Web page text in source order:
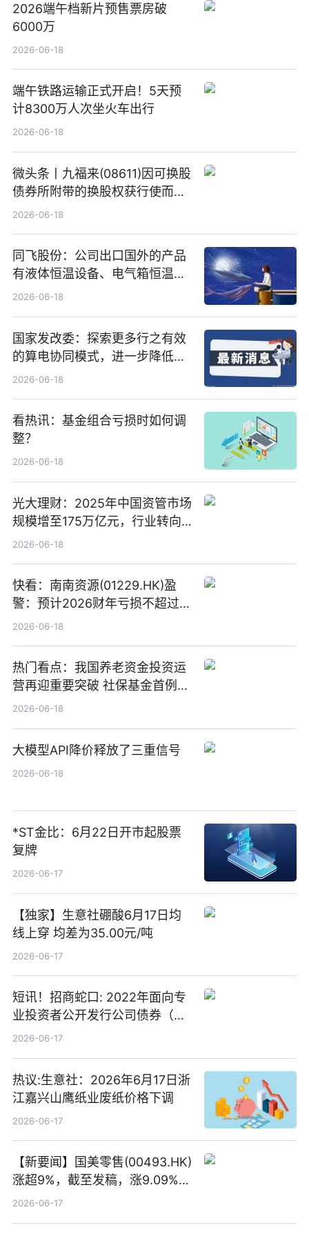
2026端午档新片预售票房破
6000万
2026-06-18
端午铁路运输正式开启！5天预
计8300万人次坐火车出行
2026-06-18
微头条丨九福来(08611)因可换股
债券所附带的换股权获行使而发
行5200万股
2026-06-18
同飞股份：公司出口国外的产品
有液体恒温设备、电气箱恒温装
置、纯水冷却单元和特种换热器
2026-06-18
国家发改委：探索更多行之有效
的算电协同模式，进一步降低网
络传输时延_最资讯
2026-06-18
看热讯：基金组合亏损时如何调
整？
2026-06-18
光大理财：2025年中国资管市场
规模增至175万亿元，行业转向
“量质并重”
2026-06-18
快看：南南资源(01229.HK)盈
警：预计2026财年亏损不超过
1000万港元
2026-06-18
热门看点：我国养老资金投资运
营再迎重要突破 社保基金首例期
货账户完成开立
2026-06-18
大模型API降价释放了三重信号
2026-06-18
*ST金比：6月22日开市起股票
复牌
2026-06-17
【独家】生意社硼酸6月17日均
线上穿 均差为35.00元/吨
2026-06-17
短讯！招商蛇口: 2022年面向专
业投资者公开发行公司债券（第
二期）（品种二）2026年付息公
2026-06-17
热议:生意社：2026年6月17日浙
江嘉兴山鹰纸业废纸价格下调
2026-06-17
【新要闻】国美零售(00493.HK)
涨超9%，截至发稿，涨9.09%，
报0.012港元，成交额37.26万港
2026-06-17